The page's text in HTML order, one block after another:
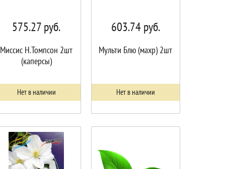
575.27руб.
Миссис Н.Томпсон 2шт
(каперсы)
Нет в наличии
603.74руб.
Мульти Блю (махр) 2шт
Нет в наличии